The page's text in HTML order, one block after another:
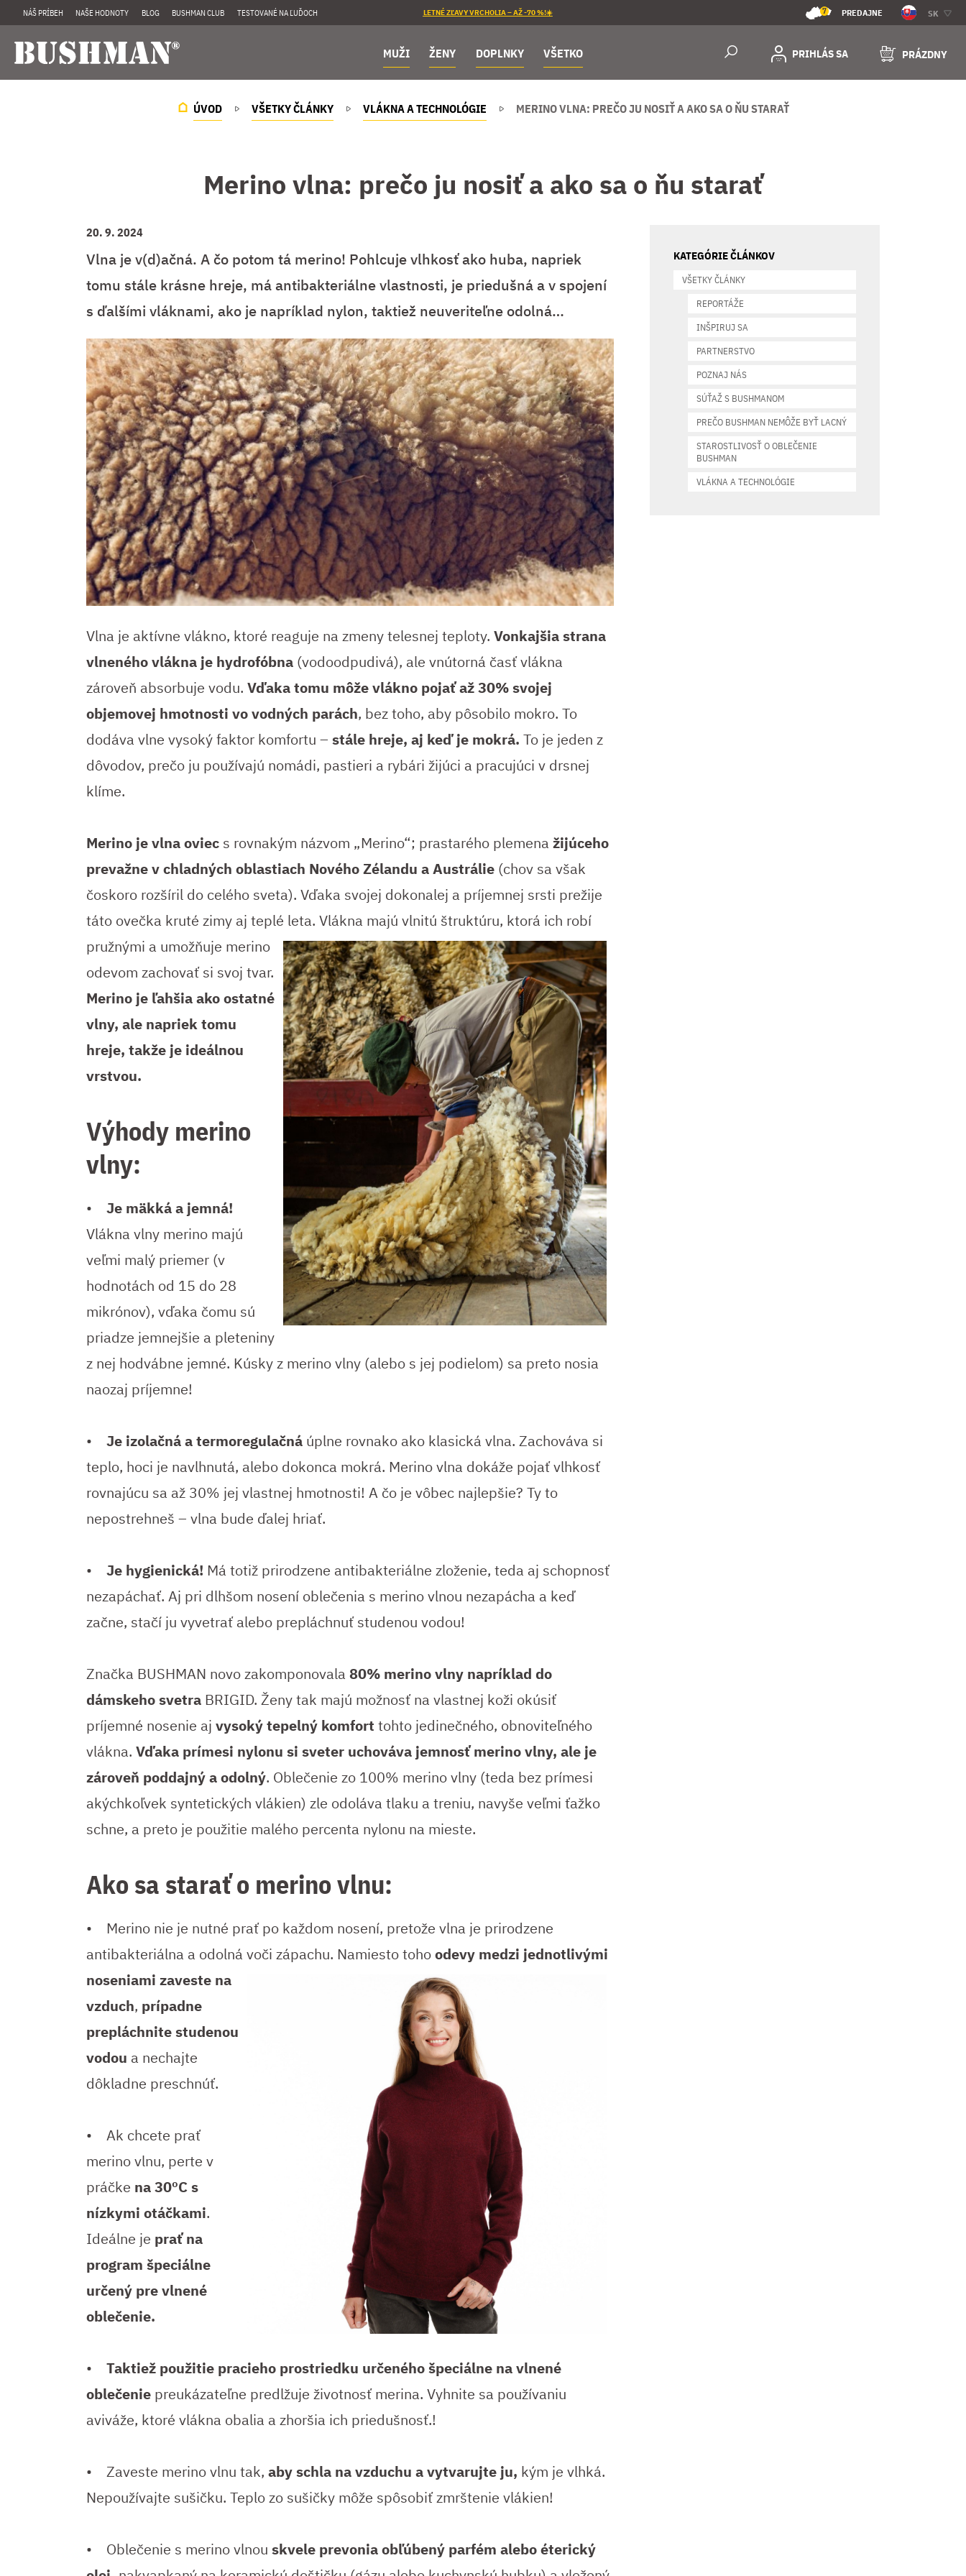
NÁŠ PRÍBEH NAŠE HODNOTY BLOG BUSHMAN CLUB TESTOVANÉ NA ĽUĎOCH LETNÉ ZĽAVY VRCHOLIA – AŽ -70 %!☀️ 7 PREDAJNE SK
MUŽI ŽENY DOPLNKY VŠETKO PRIHLÁS SA PRÁZDNY
ÚVOD VŠETKY ČLÁNKY VLÁKNA A TECHNOLÓGIE MERINO VLNA: PREČO JU NOSIŤ A AKO SA O ŇU STARAŤ
Merino vlna: prečo ju nosiť a ako sa o ňu starať
20. 9. 2024
Vlna je v(d)ačná. A čo potom tá merino! Pohlcuje vlhkosť ako huba, napriek
tomu stále krásne hreje, má antibakteriálne vlastnosti, je priedušná a v spojení
s ďalšími vláknami, ako je napríklad nylon, taktiež neuveriteľne odolná…
Vlna je aktívne vlákno, ktoré reaguje na zmeny telesnej teploty. Vonkajšia strana
vlneného vlákna je hydrofóbna (vodoodpudivá), ale vnútorná časť vlákna
zároveň absorbuje vodu. Vďaka tomu môže vlákno pojať až 30% svojej
objemovej hmotnosti vo vodných parách, bez toho, aby pôsobilo mokro. To
dodáva vlne vysoký faktor komfortu – stále hreje, aj keď je mokrá. To je jeden z
dôvodov, prečo ju používajú nomádi, pastieri a rybári žijúci a pracujúci v drsnej
klíme.
Merino je vlna oviec s rovnakým názvom „Merino“; prastarého plemena žijúceho
prevažne v chladných oblastiach Nového Zélandu a Austrálie (chov sa však
čoskoro rozšíril do celého sveta). Vďaka svojej dokonalej a príjemnej srsti prežije
táto ovečka kruté zimy aj teplé leta. Vlákna majú vlnitú štruktúru, ktorá ich robí
pružnými a umožňuje merino
odevom zachovať si svoj tvar.
Merino je ľahšia ako ostatné
vlny, ale napriek tomu
hreje, takže je ideálnou
vrstvou.
Výhody merino
vlny:
•
Je mäkká a jemná!
Vlákna vlny merino majú
veľmi malý priemer (v
hodnotách od 15 do 28
mikrónov), vďaka čomu sú
priadze jemnejšie a pleteniny
z nej hodvábne jemné. Kúsky z merino vlny (alebo s jej podielom) sa preto nosia
naozaj príjemne!
• Je izolačná a termoregulačná úplne rovnako ako klasická vlna. Zachováva si
teplo, hoci je navlhnutá, alebo dokonca mokrá. Merino vlna dokáže pojať vlhkosť
rovnajúcu sa až 30% jej vlastnej hmotnosti! A čo je vôbec najlepšie? Ty to
nepostrehneš – vlna bude ďalej hriať.
• Je hygienická! Má totiž prirodzene antibakteriálne zloženie, teda aj schopnosť
nezapáchať. Aj pri dlhšom nosení oblečenia s merino vlnou nezapácha a keď
začne, stačí ju vyvetrať alebo prepláchnuť studenou vodou!
Značka BUSHMAN novo zakomponovala 80% merino vlny napríklad do
dámskeho svetra BRIGID. Ženy tak majú možnosť na vlastnej koži okúsiť
príjemné nosenie aj vysoký tepelný komfort tohto jedinečného, ​​obnoviteľného
vlákna. Vďaka prímesi nylonu si sveter uchováva jemnosť merino vlny, ale je
zároveň poddajný a odolný. Oblečenie zo 100% merino vlny (teda bez prímesi
akýchkoľvek syntetických vlákien) zle odoláva tlaku a treniu, navyše veľmi ťažko
schne, a preto je použitie malého percenta nylonu na mieste.
Ako sa starať o merino vlnu:
• Merino nie je nutné prať po každom nosení, pretože vlna je prirodzene
antibakteriálna a odolná voči zápachu. Namiesto tohoodevy medzi jednotlivými
noseniami zaveste na
vzduch, prípadne
prepláchnite studenou
vodou a nechajte
dôkladne preschnúť.
• Ak chcete prať
merino vlnu, perte v
práčke na 30ºC s
nízkymi otáčkami.
Ideálne je prať na
program špeciálne
určený pre vlnené
oblečenie.
• Taktiež použitie pracieho prostriedku určeného špeciálne na vlnené
oblečenie preukázateľne predlžuje životnosť merina. Vyhnite sa používaniu
aviváže, ktoré vlákna obalia a zhoršia ich priedušnosť.!
• Zaveste merino vlnu tak, aby schla na vzduchu a vytvarujte ju, kým je vlhká.
Nepoužívajte sušičku. Teplo zo sušičky môže spôsobiť zmrštenie vlákien!
• Oblečenie s merino vlnou skvele prevonia obľúbený parfém alebo éterický
KATEGÓRIE ČLÁNKOV
VŠETKY ČLÁNKY
REPORTÁŽE
INŠPIRUJ SA
PARTNERSTVO
POZNAJ NÁS
SÚŤAŽ S BUSHMANOM
PREČO BUSHMAN NEMÔŽE BYŤ LACNÝ
STAROSTLIVOSŤ O OBLEČENIE
BUSHMAN
VLÁKNA A TECHNOLÓGIE